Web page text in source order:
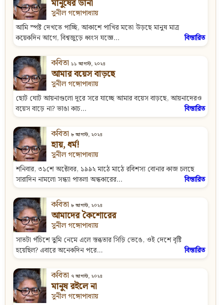
মানুষের ডানা
সুনীল গঙ্গোপাধ্যায়
আমি স্পষ্ট দেখতে পাচ্ছি, আকাশে পাখির মতো উড়ছে মানুষ মাত্র
কয়েকদিন আগে, বিশ্বজুড়ে ধ্বংস যজ্ঞে...
বিস্তারিত
কবিতা ১১ আগস্ট, ২০২৪
আমার বয়েস বাড়ছে
সুনীল গঙ্গোপাধ্যায়
ছোট ঘোট আয়নাগুলো দূরে সরে যাচ্ছে আমার বয়েস বাড়ছে, আয়নাদেরও
বয়েস বাড়ে না? ভাঙা কাচ...
বিস্তারিত
কবিতা ৮ আগস্ট, ২০২৪
হায়, ধর্ম!
সুনীল গঙ্গোপাধ্যায়
শনিবার, ৩১শে অক্টোবর, ১৯৯২ মাঠে মাঠে রবিশস্য বোনার কাজ চলছে
সারাদিন নামলো সন্ধ্যা পাতলা অন্ধকারের...
বিস্তারিত
কবিতা ৮ আগস্ট, ২০২৪
আমাদের কৈশোরের
সুনীল গঙ্গোপাধ্যায়
সাতটা পঁচিশে তুমি নেমে এলে স্তব্ধতার সিড়ি ভেঙে, ওই দেশে বৃষ্টি
হয়েছিল? এবারে অনেকদিন পরে...
বিস্তারিত
কবিতা ৭ আগস্ট, ২০২৪
মানুষ রইলে না
সুনীল গঙ্গোপাধ্যায়